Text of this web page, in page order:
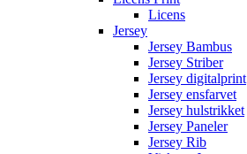
Licens
Jersey
Jersey Bambus
Jersey Striber
Jersey digitalprint
Jersey ensfarvet
Jersey hulstrikket
Jersey Paneler
Jersey Rib